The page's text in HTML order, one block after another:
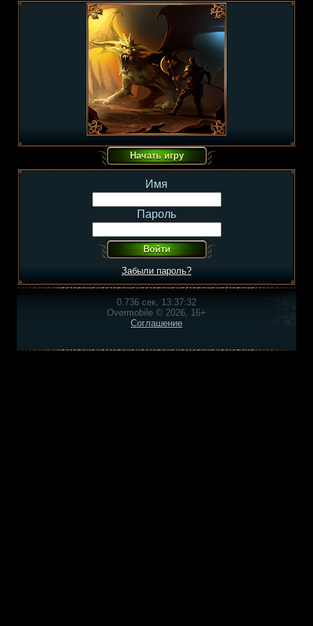
Имя
Пароль
Забыли пароль?
0.736 сек, 13:37:32
Overmobile © 2026, 16+
Соглашение